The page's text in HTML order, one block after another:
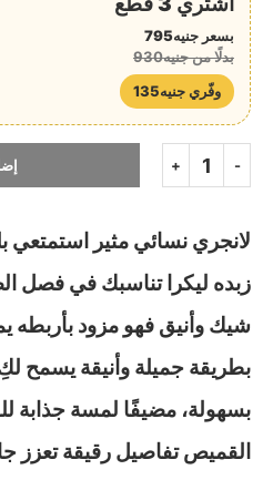
بسعر جنيه795
بدلًا من جنيه930
وفّري جنيه135
لانجري نسائي مثير استمتعي
زبده ليكرا تناسبك في فصل
شيك وأنيق فهو مزود بأربطه
بطريقة جميلة وأنيقة يسمح
بسهولة، مضيفًا لمسة جذابة
القميص تفاصيل رقيقة تعزز